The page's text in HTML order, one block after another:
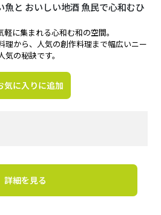
魚と おいしい地酒 魚民で心和むひ
に集まれる心和む和の空間。
理から、人気の創作料理まで幅広いニー
の秘訣です。
に入りに追加
詳細を見る